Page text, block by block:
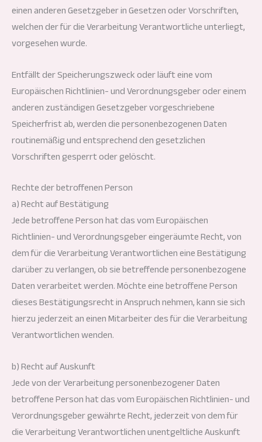
einen anderen Gesetzgeber in Gesetzen oder Vorschriften,
welchen der für die Verarbeitung Verantwortliche unterliegt,
vorgesehen wurde.
Entfällt der Speicherungszweck oder läuft eine vom
Europäischen Richtlinien- und Verordnungsgeber oder einem
anderen zuständigen Gesetzgeber vorgeschriebene
Speicherfrist ab, werden die personenbezogenen Daten
routinemäßig und entsprechend den gesetzlichen
Vorschriften gesperrt oder gelöscht.
Rechte der betroffenen Person
a) Recht auf Bestätigung
Jede betroffene Person hat das vom Europäischen
Richtlinien- und Verordnungsgeber eingeräumte Recht, von
dem für die Verarbeitung Verantwortlichen eine Bestätigung
darüber zu verlangen, ob sie betreffende personenbezogene
Daten verarbeitet werden. Möchte eine betroffene Person
dieses Bestätigungsrecht in Anspruch nehmen, kann sie sich
hierzu jederzeit an einen Mitarbeiter des für die Verarbeitung
Verantwortlichen wenden.
b) Recht auf Auskunft
Jede von der Verarbeitung personenbezogener Daten
betroffene Person hat das vom Europäischen Richtlinien- und
Verordnungsgeber gewährte Recht, jederzeit von dem für
die Verarbeitung Verantwortlichen unentgeltliche Auskunft